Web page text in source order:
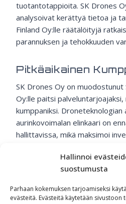
Hallinnoi
suostumusta
Parhaan kokemuksen tarjoamiseksi
evästeitä. Evästeitä käytetään
tuotantotappioita. SK Drones
analysoivat kerättyä tietoa ja
Finland Oy:lle räätälöityjä
parannuksen ja tehokkuuden
Pitkäaikainen
SK Drones Oy on muodostunut
Oy:lle paitsi
kumppaniksi. Droneteknologian
aurinkovoimalan elinkaari on
hallittavissa, mikä maksimoi
vakuuttunut yhteistyön arvosta
Oy:n ratkaisut keskeisenä